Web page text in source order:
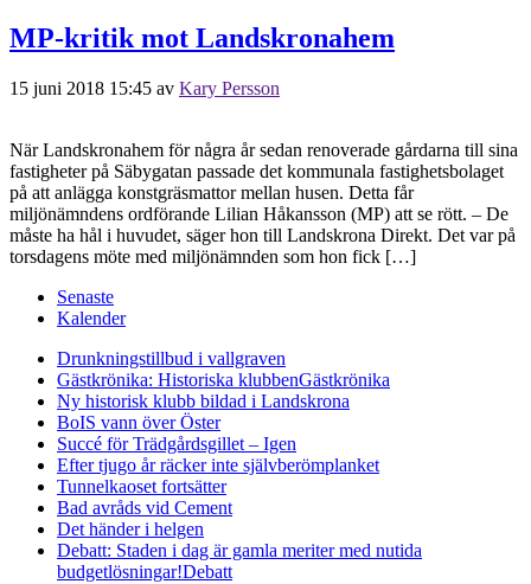
MP-kritik mot Landskronahem
15 juni 2018 15:45 av Kary Persson
När Landskronahem för några år sedan renoverade gårdarna till sina
fastigheter på Säbygatan passade det kommunala fastighetsbolaget
på att anlägga konstgräsmattor mellan husen. Detta får
miljönämndens ordförande Lilian Håkansson (MP) att se rött. – De
måste ha hål i huvudet, säger hon till Landskrona Direkt. Det var på
torsdagens möte med miljönämnden som hon fick […]
Senaste
Kalender
Drunkningstillbud i vallgraven
Gästkrönika: Historiska klubbenGästkrönika
Ny historisk klubb bildad i Landskrona
BoIS vann över Öster
Succé för Trädgårdsgillet – Igen
Efter tjugo år räcker inte självberömplanket
Tunnelkaoset fortsätter
Bad avråds vid Cement
Det händer i helgen
Debatt: Staden i dag är gamla meriter med nutida
budgetlösningar!Debatt